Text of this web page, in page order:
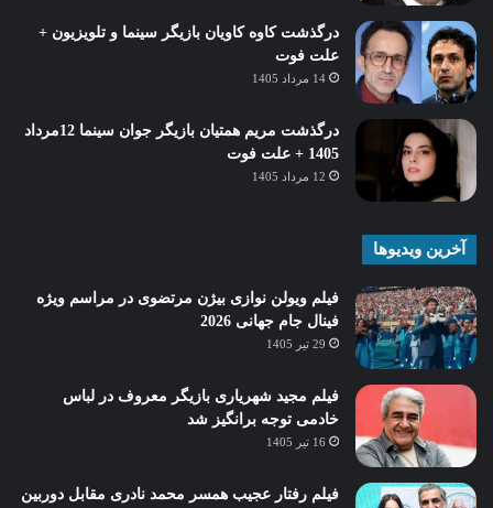
درگذشت کاوه کاویان بازیگر سینما و تلویزیون +
علت فوت
14 مرداد 1405
درگذشت مریم همتیان بازیگر جوان سینما 12مرداد
1405 + علت فوت
12 مرداد 1405
آخرین ویدیوها
فیلم ویولن نوازی بیژن مرتضوی در مراسم ویژه
فینال جام جهانی 2026
29 تیر 1405
فیلم مجید شهریاری بازیگر معروف در لباس
خادمی توجه برانگیز شد
16 تیر 1405
فیلم رفتار عجیب همسر محمد نادری مقابل دوربین